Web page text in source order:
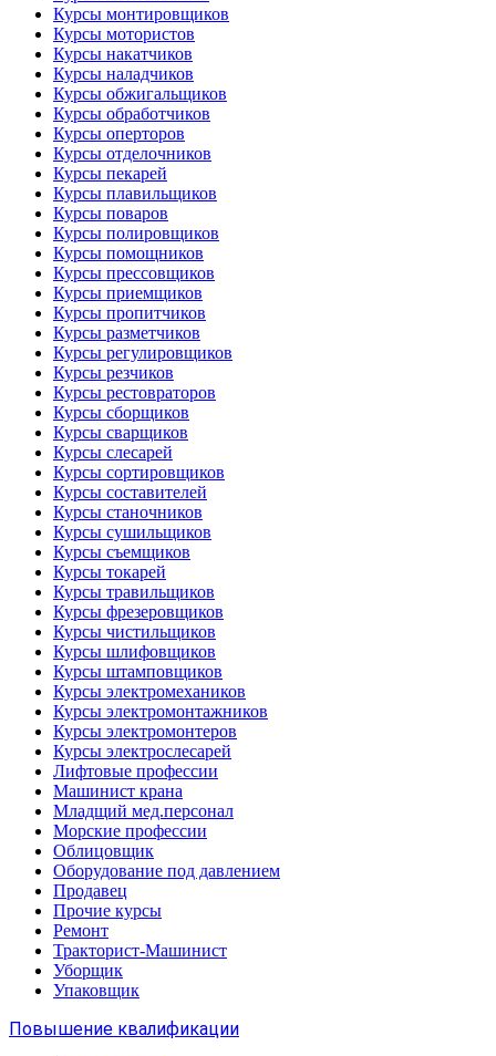
Курсы монтировщиков
Курсы мотористов
Курсы накатчиков
Курсы наладчиков
Курсы обжигальщиков
Курсы обработчиков
Курсы оперторов
Курсы отделочников
Курсы пекарей
Курсы плавильщиков
Курсы поваров
Курсы полировщиков
Курсы помощников
Курсы прессовщиков
Курсы приемщиков
Курсы пропитчиков
Курсы разметчиков
Курсы регулировщиков
Курсы резчиков
Курсы рестовраторов
Курсы сборщиков
Курсы сварщиков
Курсы слесарей
Курсы сортировщиков
Курсы составителей
Курсы станочников
Курсы сушильщиков
Курсы съемщиков
Курсы токарей
Курсы травильщиков
Курсы фрезеровщиков
Курсы чистильщиков
Курсы шлифовщиков
Курсы штамповщиков
Курсы электромехаников
Курсы электромонтажников
Курсы электромонтеров
Курсы электрослесарей
Лифтовые профессии
Машинист крана
Младщий мед.персонал
Морские профессии
Облицовщик
Оборудование под давлением
Продавец
Прочие курсы
Ремонт
Тракторист-Машинист
Уборщик
Упаковщик
Повышение квалификации